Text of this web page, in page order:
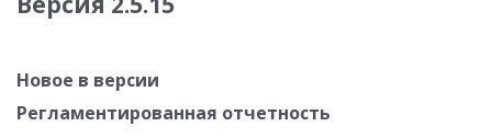
Новое в версии
Регламентированная отчетность